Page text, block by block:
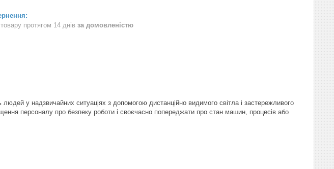
протягом 14 днів за домовленістю
людей у надзвичайних ситуаціях з допомогою дистанційно видимого світла і застережливого
персоналу про безпеку роботи і своєчасно попереджати про стан машин, процесів або